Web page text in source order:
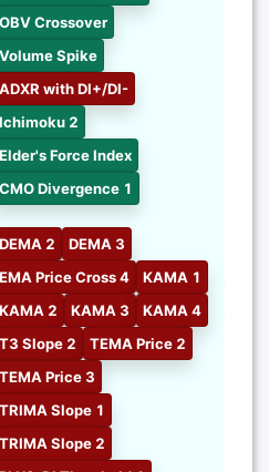
OBV Crossover
Volume Spike
ADXR with DI+/DI-
Ichimoku 2
Elder's Force Index
CMO Divergence 1
DEMA 2
DEMA 3
EMA Price Cross 4
KAMA 1
KAMA 2
KAMA 3
KAMA 4
T3 Slope 2
TEMA Price 2
TEMA Price 3
TRIMA Slope 1
TRIMA Slope 2